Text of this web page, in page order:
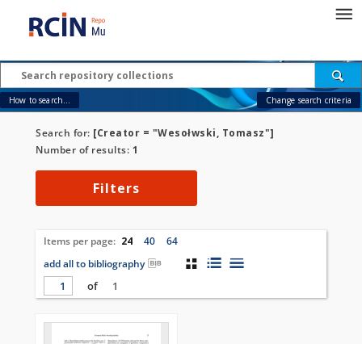
How to search... Change search criteria
Search for: [Creator = "Wesołwski, Tomasz"]
Number of results: 1
Filters
Items per page: 24 40
64
add all to bibliography
of
1